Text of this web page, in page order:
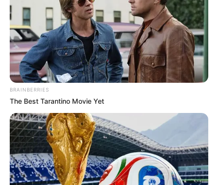
BRAINBERRIES
The Best Tarantino Movie Yet